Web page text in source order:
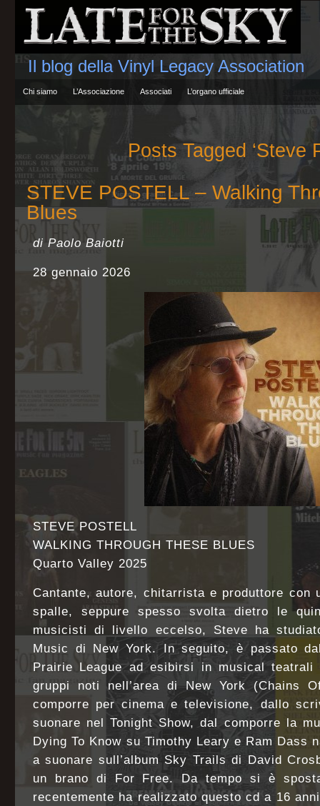
Il blog della Vinyl Legacy Association
Chi siamo L’Associazione Associati L’organo ufficiale
Posts Tagged ‘Steve
STEVE POSTELL – Walking
Blues
di Paolo Baiotti
28 gennaio 2026
STEVE POSTELL
WALKING THROUGH THESE BLUES
Quarto Valley 2025
Cantante, autore, chitarrista e produttore con
spalle, seppure spesso svolta dietro le
musicisti di livello eccelso, Steve ha
Music di New York. In seguito, è passato
Prairie League ad esibirsi in musical
gruppi noti nell’area di New York (Chains
comporre per cinema e televisione, dallo
suonare nel Tonight Show, dal comporre la
Dying To Know su Timothy Leary e Ram Dass
a suonare sull’album Sky Trails di David
un brano di For Free. Da tempo si è
recentemente ha realizzato questo cd a 16